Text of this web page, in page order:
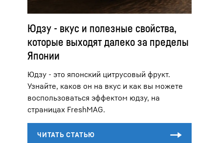
Юдзу - вкус и полезные свойства,
которые выходят далеко за пределы
Японии
Юдзу - это японский цитрусовый фрукт.
Узнайте, каков он на вкус и как вы можете
воспользоваться эффектом юдзу, на
страницах FreshMAG.